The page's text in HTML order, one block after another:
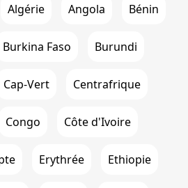
Algérie Angola Bénin
Burkina Faso Burundi
Cap-Vert Centrafrique
Congo Côte d'Ivoire
Erythrée Ethiopie